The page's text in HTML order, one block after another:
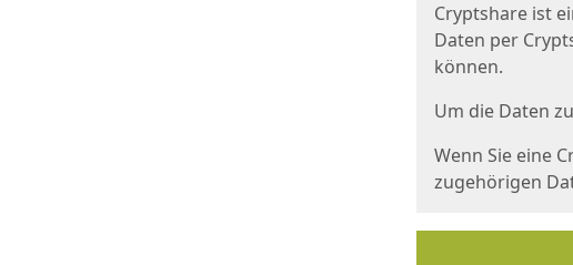
Cryptshare ist
Daten per
können.
Um die Daten
Wenn Sie eine
zugehörigen